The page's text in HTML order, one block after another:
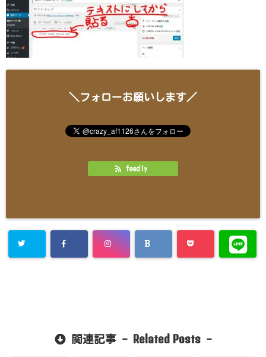
＼フォローお願いします／
feedly
関連記事 - Related Posts-